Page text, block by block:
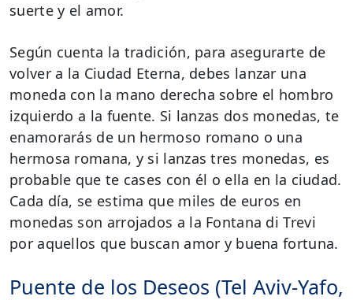
suerte y el amor.
Según cuenta la tradición, para asegurarte de
volver a la Ciudad Eterna, debes lanzar una
moneda con la mano derecha sobre el hombro
izquierdo a la fuente. Si lanzas dos monedas, te
enamorarás de un hermoso romano o una
hermosa romana, y si lanzas tres monedas, es
probable que te cases con él o ella en la ciudad.
Cada día, se estima que miles de euros en
monedas son arrojados a la Fontana di Trevi
por aquellos que buscan amor y buena fortuna.
Puente de los Deseos (Tel Aviv-Yafo,